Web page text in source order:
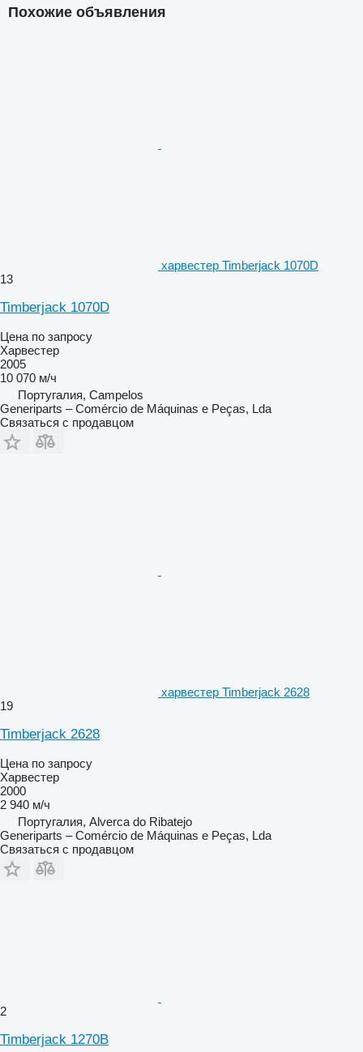
Похожие объявления
харвестер Timberjack 1070D
13
Timberjack 1070D
Цена по запросу
Харвестер
2005
10 070 м/ч
Португалия, Campelos
Generiparts – Comércio de Máquinas e Peças, Lda
Связаться с продавцом
харвестер Timberjack 2628
19
Timberjack 2628
Цена по запросу
Харвестер
2000
2 940 м/ч
Португалия, Alverca do Ribatejo
Generiparts – Comércio de Máquinas e Peças, Lda
Связаться с продавцом
2
Timberjack 1270B